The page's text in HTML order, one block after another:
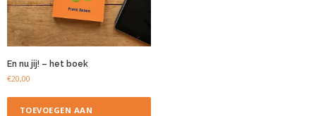
En nu jij! – het boek
€20,00
TOEVOEGEN AAN